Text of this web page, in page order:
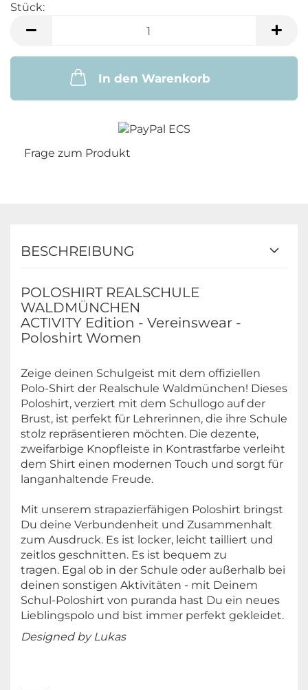
Stück:
In den Warenkorb
Frage zum Produkt
BESCHREIBUNG
POLOSHIRT REALSCHULE
WALDMÜNCHEN
ACTIVITY Edition - Vereinswear -
Poloshirt Women
Zeige deinen Schulgeist mit dem offiziellen
Polo-Shirt der Realschule Waldmünchen! Dieses
Poloshirt, verziert mit dem Schullogo auf der
Brust, ist perfekt für Lehrerinnen, die ihre Schule
stolz repräsentieren möchten. Die dezente,
zweifarbige Knopfleiste in Kontrastfarbe verleiht
dem Shirt einen modernen Touch und sorgt für
langanhaltende Freude.
Mit unserem strapazierfähigen Poloshirt bringst
Du deine Verbundenheit und Zusammenhalt
zum Ausdruck. Es ist locker, leicht tailliert und
zeitlos geschnitten. Es ist bequem zu
tragen. Egal ob in der Schule oder außerhalb bei
deinen sonstigen Aktivitäten - mit Deinem
Schul-Poloshirt von puranda hast Du ein neues
Lieblingspolo und bist immer perfekt gekleidet.
Designed by Lukas